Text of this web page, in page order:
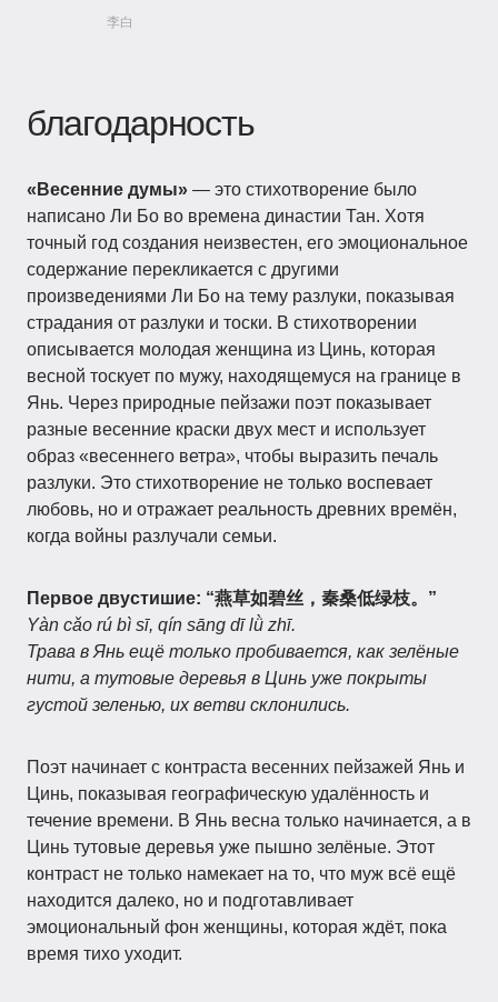
李白
благодарность
«Весенние думы» — это стихотворение было
написано Ли Бо во времена династии Тан. Хотя
точный год создания неизвестен, его эмоциональное
содержание перекликается с другими
произведениями Ли Бо на тему разлуки, показывая
страдания от разлуки и тоски. В стихотворении
описывается молодая женщина из Цинь, которая
весной тоскует по мужу, находящемуся на границе в
Янь. Через природные пейзажи поэт показывает
разные весенние краски двух мест и использует
образ «весеннего ветра», чтобы выразить печаль
разлуки. Это стихотворение не только воспевает
любовь, но и отражает реальность древних времён,
когда войны разлучали семьи.
Первое двустишие: “燕草如碧丝，秦桑低绿枝。”
Yàn cǎo rú bì sī, qín sāng dī lǜ zhī.
Трава в Янь ещё только пробивается, как зелёные
нити, а тутовые деревья в Цинь уже покрыты
густой зеленью, их ветви склонились.
Поэт начинает с контраста весенних пейзажей Янь и
Цинь, показывая географическую удалённость и
течение времени. В Янь весна только начинается, а в
Цинь тутовые деревья уже пышно зелёные. Этот
контраст не только намекает на то, что муж всё ещё
находится далеко, но и подготавливает
эмоциональный фон женщины, которая ждёт, пока
время тихо уходит.